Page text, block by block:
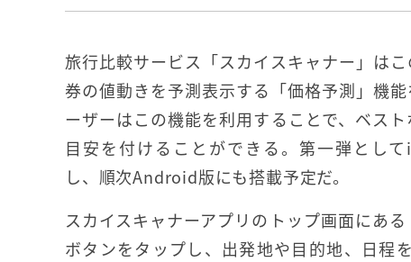
旅行比較サービス「スカイスキャナー」は
券の値動きを予測表示する「価格予測」機
ーザーはこの機能を利用することで、ベス
目安を付けることができる。第一弾とし
し、順次Android版にも搭載予定だ。
スカイスキャナーアプリのトップ画面にある
ボタンをタップし、出発地や目的地、日程